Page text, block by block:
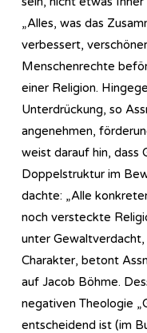
„Alles, was das
verbessert,
Menschenrechte
einer Religion.
Unterdrückung, so
angenehmen,
weist darauf hin, dass
Doppelstruktur im
dachte: „Alle
noch versteckte
unter Gewaltverdacht,
Charakter, betont
auf Jacob Böhme.
negativen Theologie
entscheidend ist (im